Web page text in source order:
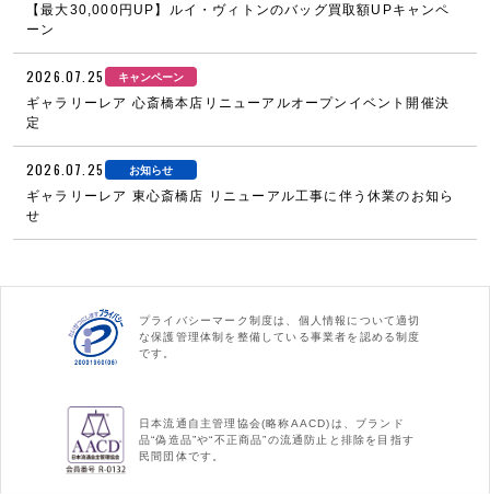
【最大30,000円UP】ルイ・ヴィトンのバッグ買取額UPキャンペ
ーン
2026.07.25 キャンペーン
ギャラリーレア 心斎橋本店リニューアルオープンイベント開催決
定
2026.07.25 お知らせ
ギャラリーレア 東心斎橋店 リニューアル工事に伴う休業のお知ら
せ
プライバシーマーク制度は、個人情報について適切
な保護管理体制を整備している事業者を認める制度
です。
日本流通自主管理協会(略称AACD)は、ブランド
品“偽造品”や“不正商品”の流通防止と排除を目指す
民間団体です。